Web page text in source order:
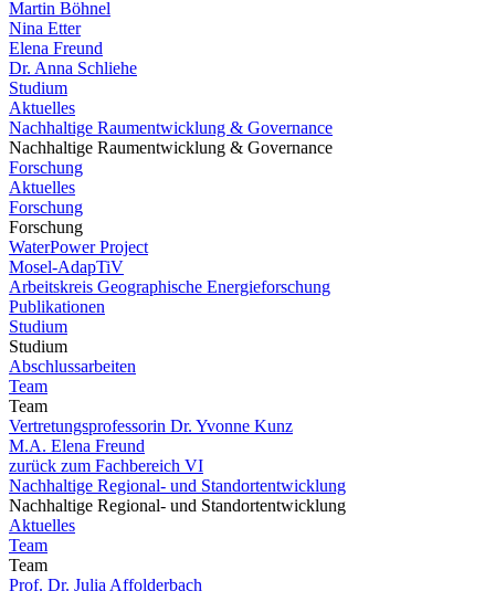
Martin Böhnel
Nina Etter
Elena Freund
Dr. Anna Schliehe
Studium
Aktuelles
Nachhaltige Raumentwicklung & Governance
Nachhaltige Raumentwicklung & Governance
Forschung
Aktuelles
Forschung
Forschung
WaterPower Project
Mosel-AdapTiV
Arbeitskreis Geographische Energieforschung
Publikationen
Studium
Studium
Abschlussarbeiten
Team
Team
Vertretungsprofessorin Dr. Yvonne Kunz
M.A. Elena Freund
zurück zum Fachbereich VI
Nachhaltige Regional- und Standortentwicklung
Nachhaltige Regional- und Standortentwicklung
Aktuelles
Team
Team
Prof. Dr. Julia Affolderbach